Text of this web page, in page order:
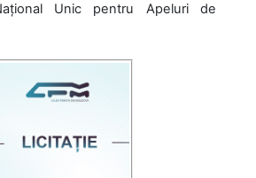
Unic pentru Apeluri de